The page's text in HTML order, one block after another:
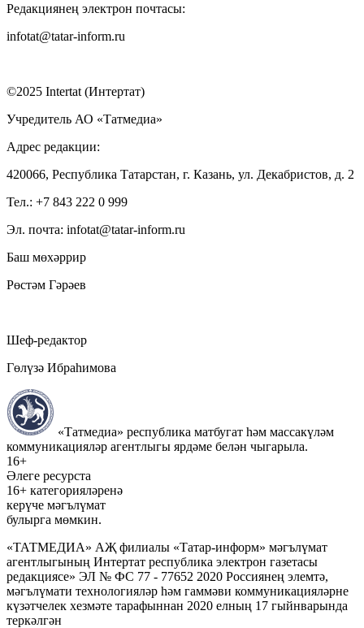
Редакциянең электрон почтасы:
infotat@tatar-inform.ru
©2025 Intertat (Интертат)
Учредитель АО «Татмедиа»
Адрес редакции:
420066, Республика Татарстан, г. Казань, ул. Декабристов, д. 2
Тел.: +7 843 222 0 999
Эл. почта: infotat@tatar-inform.ru
Баш мөхәррир
Рөстәм Гәрәев
Шеф-редактор
Гөлүзә Ибраһимова
«Татмедиа» республика матбугат һәм массакүләм
коммуникацияләр агентлыгы ярдәме белән чыгарыла.
16+
Әлеге ресурста
16+ категорияләренә
керүче мәгълүмат
булырга мөмкин.
«ТАТМЕДИА» АҖ филиалы «Татар-информ» мәгълүмат
агентлыгының Интертат республика электрон газетасы
редакциясе» ЭЛ № ФС 77 - 77652 2020 Россиянең элемтә,
мәгълүмати технологияләр һәм гаммәви коммуникацияләрне
күзәтчелек хезмәте тарафыннан 2020 елның 17 гыйнварында
теркәлгән